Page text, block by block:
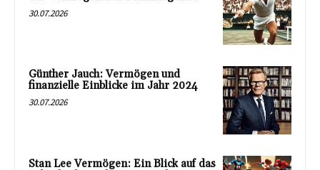
30.07.2026
Günther Jauch: Vermögen und
finanzielle Einblicke im Jahr 2024
30.07.2026
Stan Lee Vermögen: Ein Blick auf das